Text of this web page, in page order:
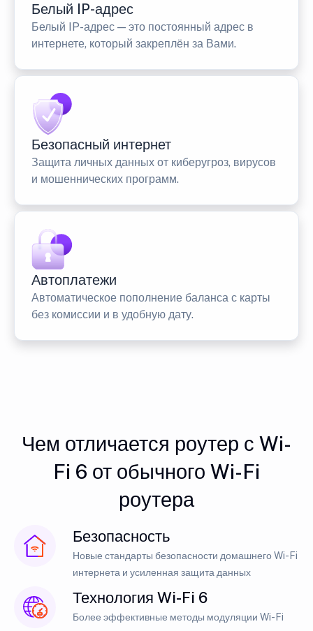
Белый IP-адрес
Белый IP-адрес — это постоянный адрес в
интернете, который закреплён за Вами.
Безопасный интернет
Защита личных данных от киберугроз, вирусов
и мошеннических программ.
Автоплатежи
Автоматическое пополнение баланса с карты
без комиссии и в удобную дату.
Чем отличается роутер с Wi-
Fi 6 от обычного Wi-Fi
роутера
Безопасность
Новые стандарты безопасности домашнего Wi-Fi
интернета и усиленная защита данных
Технология Wi-Fi 6
Более эффективные методы модуляции Wi-Fi